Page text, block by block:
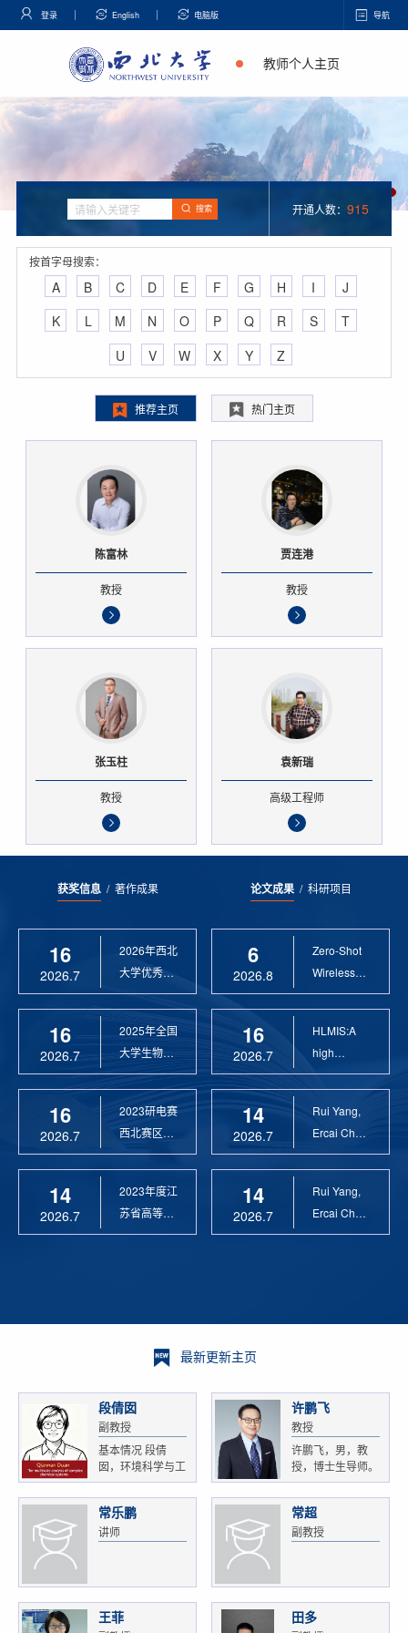
登录 English 电脑版 导航
教师个人主页
搜索 开通人数： 915
按首字母搜索：
A B C D E F G H I
J
K
L M N O P Q R S
T
U
V W X Y Z
推荐主页 热门主页
陈富林
教授
贾连港
教授
张玉柱
教授
袁新瑞
高级工程师
获奖信息/ 著作成果
16
2026.7
2026年西北
大学优秀硕
士论文指导
16
2026.7
2025年全国
大学生物联
网设计竞赛
16
2026.7
2023研电赛
西北赛区优
秀指导教师
14
2026.7
2023年度江
苏省高等学
校科学技术
论文成果/ 科研项目
6
2026.8
Zero-Shot
Wireless
Sensor
16
2026.7
HLMIS:A
high
Resolution
14
2026.7
Rui Yang,
Ercai Chen
and
14
2026.7
Rui Yang,
Ercai Chen
and
最新更新主页
段倩囡
副教授
基本情况 段倩
囡，环境科学与工
程...
许鹏飞
教授
许鹏飞，男，教
授，博士生导师。
获...
常乐鹏
讲师
常超
副教授
王菲 田多